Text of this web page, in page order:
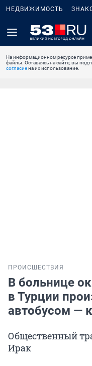
НЕДВИЖИМОСТЬ
На информационном ресурсе
файлы. Оставаясь на сайте, вы
согласиена их использование.
ПРОИСШЕСТВИЯ
В больнице
в Турции
автобусом —
Общественный
Ирак